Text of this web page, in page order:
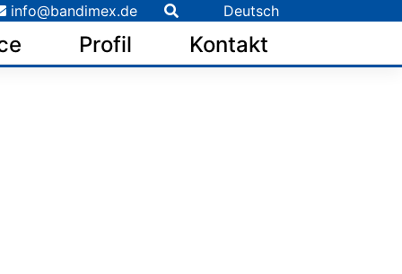
Profil Kontakt
info@bandimex.de Deutsch